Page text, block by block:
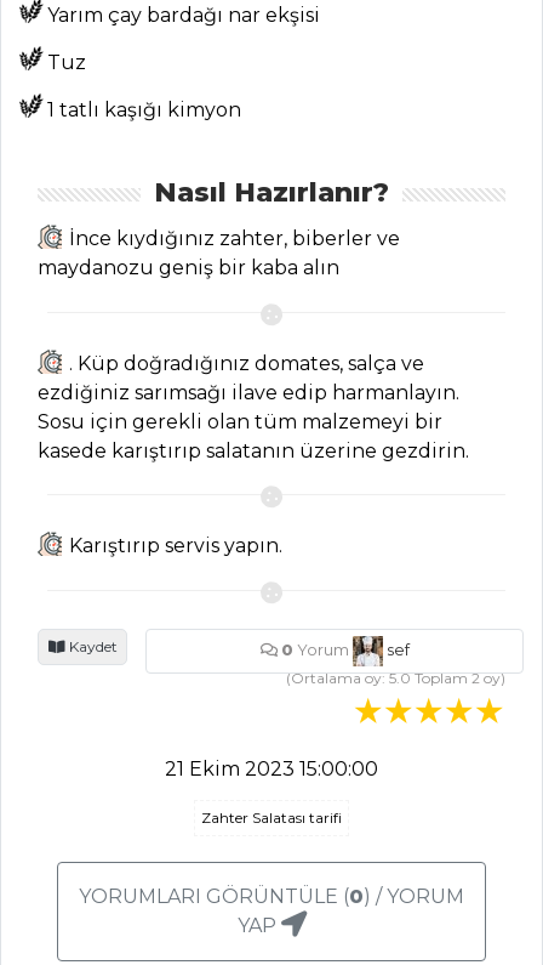
Atom Meze
Tarifi, Nasıl Yapılır?
Zeytinyağlı Kuru
Dolma Tarifi, Nasıl
Tournedos Alla
Rossini Tarifi, Nasıl
Yapılır?
SEBZE
YEMEKLERI
Nasıl Yapılır?
Yeşil Fırtına
Tarifi, Nasıl Yapılır?
MAKARNA
Yarım çay bardağı nar ekşisi
Tuz
1 tatlı kaşığı kimyon
Nasıl Hazırlanır?
İnce kıydığınız zahter, biberler ve
maydanozu geniş bir kaba alın
. Küp doğradığınız domates, salça ve
ezdiğiniz sarımsağı ilave edip harmanlayın.
Sosu için gerekli olan tüm malzemeyi bir
kasede karıştırıp salatanın üzerine gezdirin.
Karıştırıp servis yapın.
Kaydet 0 Yorum
sef
(Ortalama oy:5.0Toplam2oy)
21 Ekim 2023 15:00:00
Zahter Salatası tarifi
YORUMLARI GÖRÜNTÜLE (0) / YORUM
YAP